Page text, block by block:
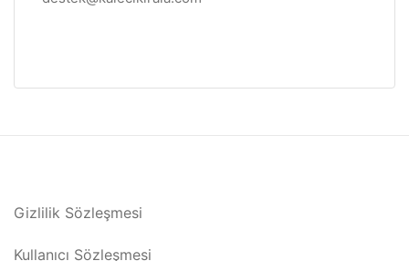
Gizlilik Sözleşmesi
Kullanıcı Sözleşmesi